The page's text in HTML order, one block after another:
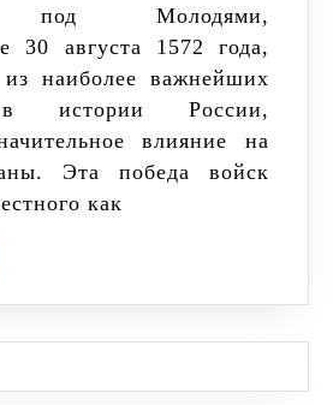
30 августа 1572 года,
наиболее важнейших
истории России,
влияние на
Эта победа войск
как